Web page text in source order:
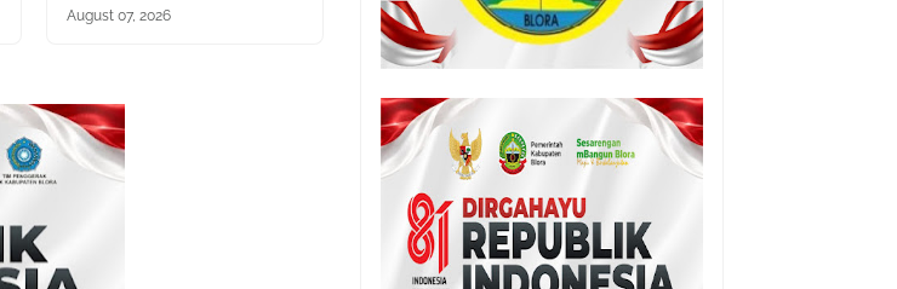
August 07, 2026